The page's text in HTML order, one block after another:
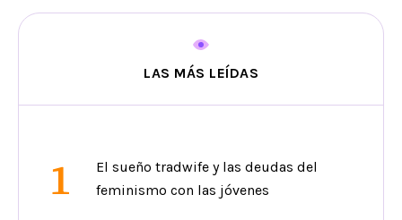
LAS MÁS LEÍDAS
1
El sueño tradwife y las deudas del
feminismo con las jóvenes